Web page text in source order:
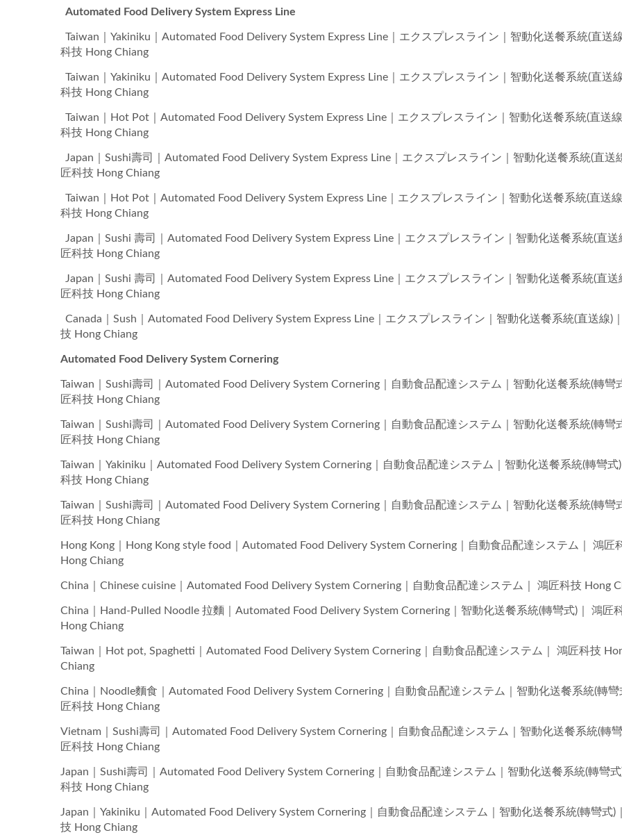
Automated Food Delivery System Express Line
Taiwan｜Yakiniku｜Automated Food Delivery System Express Line｜エクスプレスライン｜智動化送餐系統(直送
科技 Hong Chiang
Taiwan｜Yakiniku｜Automated Food Delivery System Express Line｜エクスプレスライン｜智動化送餐系統(直送
科技 Hong Chiang
Taiwan｜Hot Pot｜Automated Food Delivery System Express Line｜エクスプレスライン｜智動化送餐系統(直送
科技 Hong Chiang
Japan｜Sushi壽司｜Automated Food Delivery System Express Line｜エクスプレスライン｜智動化送餐系統(直送
匠科技 Hong Chiang
Taiwan｜Hot Pot｜Automated Food Delivery System Express Line｜エクスプレスライン｜智動化送餐系統(直送
科技 Hong Chiang
Japan｜Sushi 壽司｜Automated Food Delivery System Express Line｜エクスプレスライン｜智動化送餐系統(直送
匠科技 Hong Chiang
Japan｜Sushi 壽司｜Automated Food Delivery System Express Line｜エクスプレスライン｜智動化送餐系統(直送
匠科技 Hong Chiang
Canada｜Sush｜Automated Food Delivery System Express Line｜エクスプレスライン｜智動化送餐系統(直送線)
技 Hong Chiang
Automated Food Delivery System Cornering
Taiwan｜Sushi壽司｜Automated Food Delivery System Cornering｜自動食品配達システム｜智動化送餐系統(轉彎
匠科技 Hong Chiang
Taiwan｜Sushi壽司｜Automated Food Delivery System Cornering｜自動食品配達システム｜智動化送餐系統(轉彎
匠科技 Hong Chiang
Taiwan｜Yakiniku｜Automated Food Delivery System Cornering｜自動食品配達システム｜智動化送餐系統(轉彎式
科技 Hong Chiang
Taiwan｜Sushi壽司｜Automated Food Delivery System Cornering｜自動食品配達システム｜智動化送餐系統(轉彎
匠科技 Hong Chiang
Hong Kong｜Hong Kong style food｜Automated Food Delivery System Cornering｜自動食品配達システム｜ 鴻匠
Hong Chiang
China｜Chinese cuisine｜Automated Food Delivery System Cornering｜自動食品配達システム｜ 鴻匠科技 Hong
China｜Hand-Pulled Noodle 拉麵｜Automated Food Delivery System Cornering｜智動化送餐系統(轉彎式)｜ 鴻匠
Hong Chiang
Taiwan｜Hot pot, Spaghetti｜Automated Food Delivery System Cornering｜自動食品配達システム｜ 鴻匠科技
Chiang
China｜Noodle麵食｜Automated Food Delivery System Cornering｜自動食品配達システム｜智動化送餐系統(轉彎
匠科技 Hong Chiang
Vietnam｜Sushi壽司｜Automated Food Delivery System Cornering｜自動食品配達システム｜智動化送餐系統(轉
匠科技 Hong Chiang
Japan｜Sushi壽司｜Automated Food Delivery System Cornering｜自動食品配達システム｜智動化送餐系統(轉彎
科技 Hong Chiang
Japan｜Yakiniku｜Automated Food Delivery System Cornering｜自動食品配達システム｜智動化送餐系統(轉彎式)
技 Hong Chiang